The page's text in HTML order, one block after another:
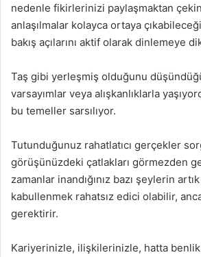
nedenle fikirlerinizi paylaşmaktan
anlaşılmalar kolayca ortaya
bakış açılarını aktif olarak dinlemeye
Taş gibi yerleşmiş olduğunu
varsayımlar veya alışkanlıklarla
bu temeller sarsılıyor.
Tutunduğunuz rahatlatıcı gerçekler
görüşünüzdeki çatlakları görmezden
zamanlar inandığınız bazı şeylerin
kabullenmek rahatsız edici olabilir,
gerektirir.
Kariyerinizle, ilişkilerinizle, hatta